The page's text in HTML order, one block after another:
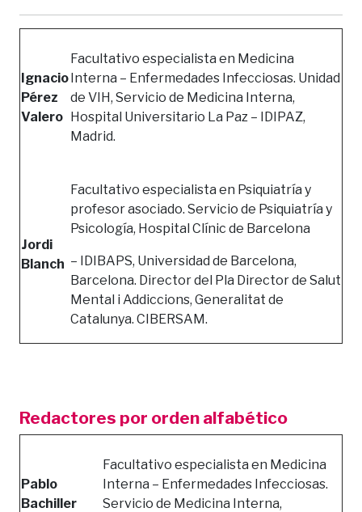
Ignacio
Pérez
Valero
Facultativo especialista en Medicina
Interna – Enfermedades Infecciosas. Unidad
de VIH, Servicio de Medicina Interna,
Hospital Universitario La Paz – IDIPAZ,
Madrid.
Jordi
Blanch
Facultativo especialista en Psiquiatría y
profesor asociado. Servicio de Psiquiatría y
Psicología, Hospital Clínic de Barcelona
– IDIBAPS, Universidad de Barcelona,
Barcelona. Director del Pla Director de Salut
Mental i Addiccions, Generalitat de
Catalunya. CIBERSAM.
Redactores por orden alfabético
Pablo
Bachiller
Facultativo especialista en Medicina
Interna – Enfermedades Infecciosas.
Servicio de Medicina Interna,